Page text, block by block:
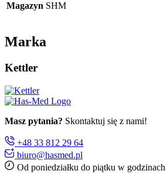
Magazyn SHM
Marka
Kettler
Masz pytania? Skontaktuj się z nami!
+48 33 812 29 64
biuro@hasmed.pl
Od poniedziałku do piątku w